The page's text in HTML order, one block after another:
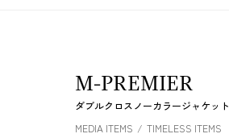
M-PREMIER
ダブルクロスノーカラージャケット
MEDIA ITEMS
TIMELESS ITEMS